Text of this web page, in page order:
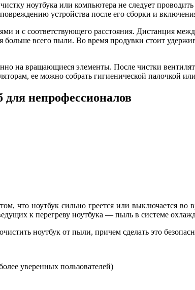
ноутбука или компьютера не следует
устройства после его сборки и
и с соответствующего расстояния. Дистанция
больше всего пыли. Во время продувки стоит
на вращающиеся элементы. После чистки
ее можно собрать гигиенической палочкой
непрофессионалов
что ноутбук сильно греется или выключается во
к перегреву ноутбука — пыль в системе
ноутбук от пыли, причем сделать это
уверенных пользователей)